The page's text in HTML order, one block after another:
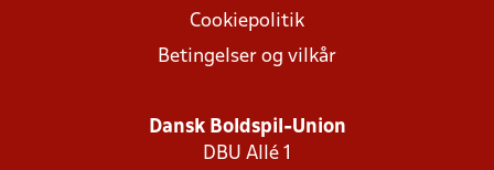
Cookiepolitik
Betingelser og vilkår
Dansk Boldspil-Union
DBU Allé 1